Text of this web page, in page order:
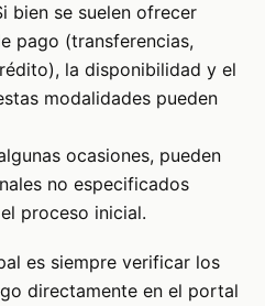
bien se suelen ofrecer
pago (transferencias,
la disponibilidad y el
modalidades pueden
ocasiones, pueden
no especificados
proceso inicial.
es siempre verificar los
directamente en el portal